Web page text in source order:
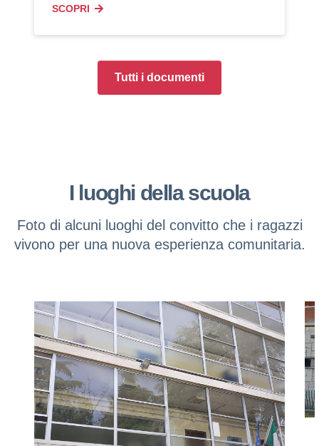
SCOPRI
Tutti i documenti
I luoghi della scuola
Foto di alcuni luoghi del convitto che i ragazzi
vivono per una nuova esperienza comunitaria.